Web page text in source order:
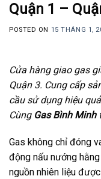
Quận 1 –
POSTED ON 15 THÁNG 1,
Cửa hàng giao gas
Quận 3. Cung cấp
cầu sử dụng hiệu
Cùng Gas Bình Minh
Gas không chỉ đóng
động nấu nướng
nguồn nhiên liệu